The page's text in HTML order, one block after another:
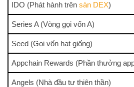
IDO (Phát hành trên sàn DEX)
Series A (Vòng gọi vốn A)
Seed (Gọi vốn hạt giống)
Appchain Rewards (Phần thưởng
Angels (Nhà đầu tư thiên thần)